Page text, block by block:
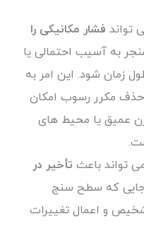
تواند فشار مکانیکی را
به آسیب احتمالی یا
زمان شود. این امر به
حذف مکرر رسوب امکان
عمیق یا محیط های
تواند باعث تأخیر در
که سطح سنج
و اعمال تغییرات